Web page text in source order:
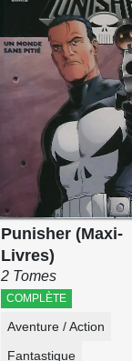
Punisher (Maxi-
Livres)
2 Tomes
COMPLÈTE
Aventure / Action
Fantastique